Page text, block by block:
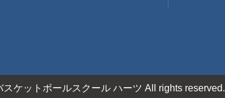
ケットボールスクール ハーツ All rights reserved.